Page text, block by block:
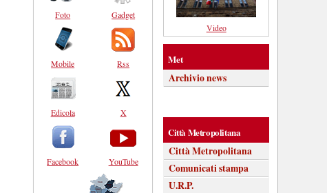
Foto
Mobile
Edicola
Facebook
Gadget
Rss
X
YouTube
Video
Met
Archivio news
Città Metropolitana
Città Metropolitana
Comunicati stampa
U.R.P.